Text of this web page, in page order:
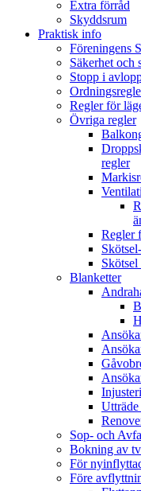
Extra förråd
Skyddsrum
Praktisk info
Föreningens
Säkerhet och
Stopp i
Regler för
Övriga regler
regler
Regler
Blanketter
Utträde
Sop- och
Bokning av
För
Före